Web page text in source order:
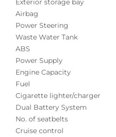
Exterior storage bay
Airbag
Power Steering
Waste Water Tank
ABS
Power Supply
Engine Capacity
Fuel
Cigarette lighter/charger
Dual Battery System
No. of seatbelts
Cruise control